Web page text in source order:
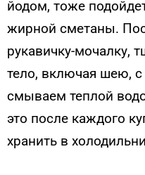
йодом, тоже
жирной сметаны.
рукавичку-мочалку,
тело, включая шею,
смываем теплой
это после каждого
хранить в